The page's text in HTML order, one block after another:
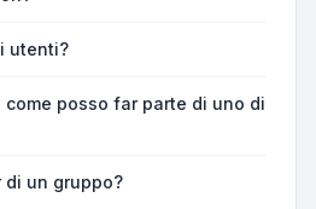
utenti?
come posso far parte di uno di
di un gruppo?